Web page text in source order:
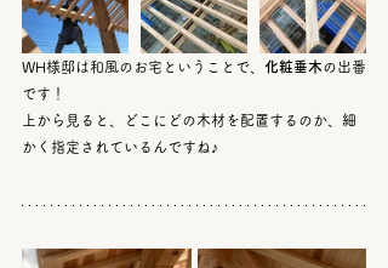
WH様邸は和風のお宅ということで、 化粧垂木の出番
です！
上から見ると、どこにどの木材を配置するのか、細
かく指定されているんですね♪